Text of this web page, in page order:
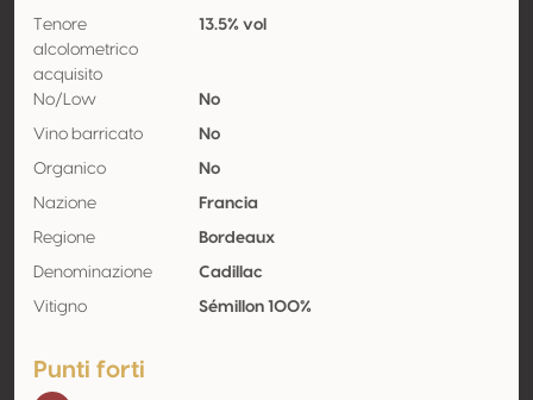
Tenore
alcolometrico
acquisito
13.5% vol
No/Low No
Vino barricato No
Organico No
Nazione Francia
Regione Bordeaux
Denominazione Cadillac
Vitigno Sémillon 100%
Punti forti